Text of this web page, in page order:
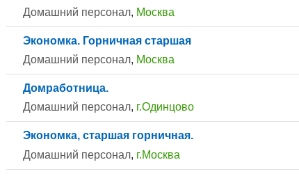
Домашний персонал, Москва
Экономка. Горничная старшая
Домашний персонал, Москва
Домработница.
Домашний персонал, г.Одинцово
Экономка, старшая горничная.
Домашний персонал, г.Москва